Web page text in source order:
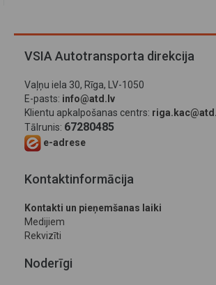
VSIA Autotransporta direkcija
Vaļņu iela 30, Rīga, LV-1050
E-pasts: info@atd.lv
Klientu apkalpošanas centrs:
Tālrunis: 67280485
e-adrese
Kontaktinformācija
Kontakti un pieņemšanas laiki
Medijiem
Rekvizīti
Noderīgi